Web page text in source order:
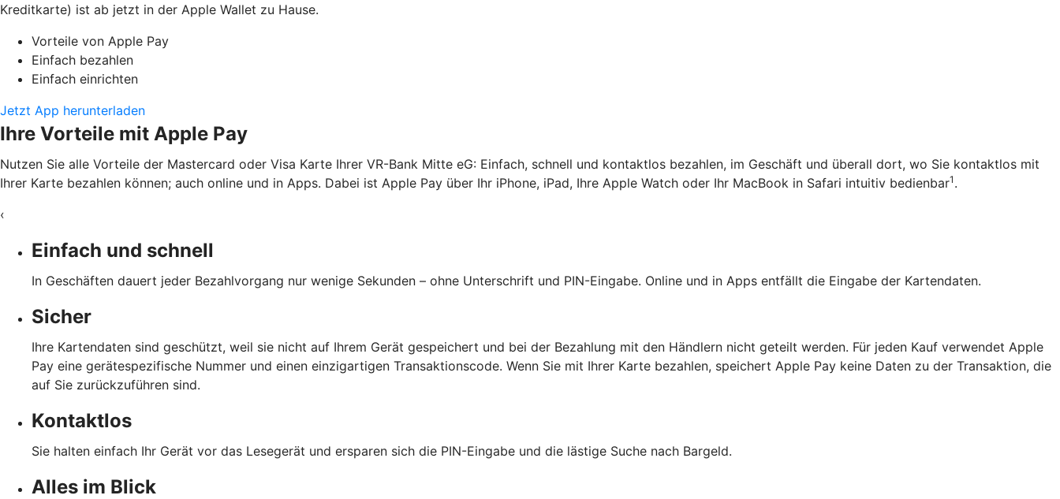
Kreditkarte) ist ab jetzt in der Apple Wallet zu Hause.
Vorteile von Apple Pay
Einfach bezahlen
Einfach einrichten
Jetzt App herunterladen
Ihre Vorteile mit Apple Pay
Nutzen Sie alle Vorteile der Mastercard oder Visa Karte Ihrer VR-Bank Mitte eG: Einfach, schnell und kontaktlos bezahlen, im Geschäft und überall dort, wo Sie kontaktlos mit
Ihrer Karte bezahlen können; auch online und in Apps. Dabei ist Apple Pay über Ihr iPhone, iPad, Ihre Apple Watch oder Ihr MacBook in Safari intuitiv bedienbar1 .
‹
Einfach und schnell
In Geschäften dauert jeder Bezahlvorgang nur wenige Sekunden – ohne Unterschrift und PIN-Eingabe. Online und in Apps entfällt die Eingabe der Kartendaten.
Sicher
Ihre Kartendaten sind geschützt, weil sie nicht auf Ihrem Gerät gespeichert und bei der Bezahlung mit den Händlern nicht geteilt werden. Für jeden Kauf verwendet Apple
Pay eine gerätespezifische Nummer und einen einzigartigen Transaktionscode. Wenn Sie mit Ihrer Karte bezahlen, speichert Apple Pay keine Daten zu der Transaktion, die
auf Sie zurückzuführen sind.
Kontaktlos
Sie halten einfach Ihr Gerät vor das Lesegerät und ersparen sich die PIN-Eingabe und die lästige Suche nach Bargeld.
Alles im Blick